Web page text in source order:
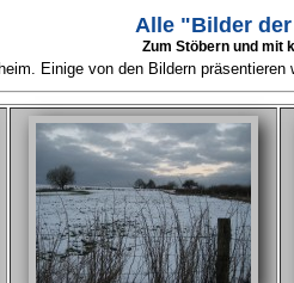
Alle "Bilder
Zum Stöbern und mit
Einige von den Bildern